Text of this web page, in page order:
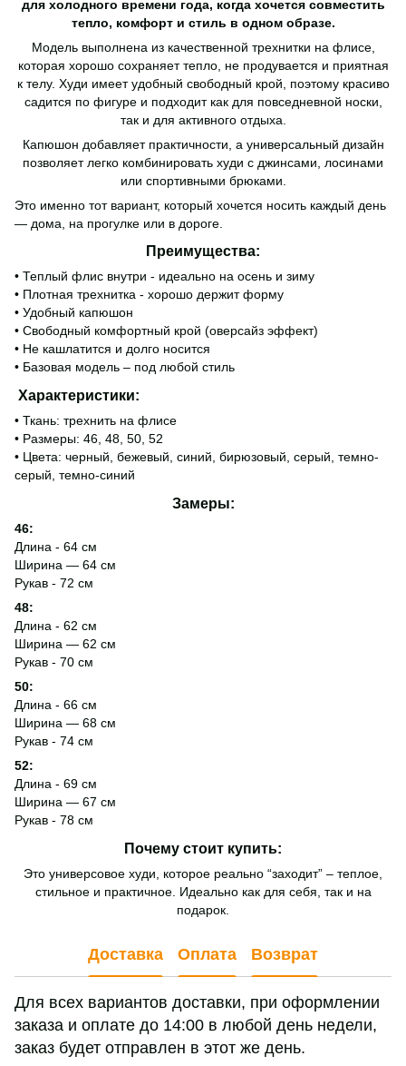
для холодного времени года, когда хочется совместить
тепло, комфорт и стиль в одном образе.
Модель выполнена из качественной трехнитки на флисе,
которая хорошо сохраняет тепло, не продувается и приятная
к телу. Худи имеет удобный свободный крой, поэтому красиво
садится по фигуре и подходит как для повседневной носки,
так и для активного отдыха.
Капюшон добавляет практичности, а универсальный дизайн
позволяет легко комбинировать худи с джинсами, лосинами
или спортивными брюками.
Это именно тот вариант, который хочется носить каждый день
— дома, на прогулке или в дороге.
Преимущества:
• Теплый флис внутри - идеально на осень и зиму
• Плотная трехнитка - хорошо держит форму
• Удобный капюшон
• Свободный комфортный крой (оверсайз эффект)
• Не кашлатится и долго носится
• Базовая модель – под любой стиль
Характеристики:
• Ткань: трехнить на флисе
• Размеры: 46, 48, 50, 52
• Цвета: черный, бежевый, синий, бирюзовый, серый, темно-
серый, темно-синий
Замеры:
46:
Длина - 64 см
Ширина — 64 см
Рукав - 72 см
48:
Длина - 62 см
Ширина — 62 см
Рукав - 70 см
50:
Длина - 66 см
Ширина — 68 см
Рукав - 74 см
52:
Длина - 69 см
Ширина — 67 см
Рукав - 78 см
Почему стоит купить:
Это универсовое худи, которое реально “заходит” – теплое,
стильное и практичное. Идеально как для себя, так и на
подарок.
Доставка Оплата Возврат
Для всех вариантов доставки, при оформлении
заказа и оплате до 14:00 в любой день недели,
заказ будет отправлен в этот же день.